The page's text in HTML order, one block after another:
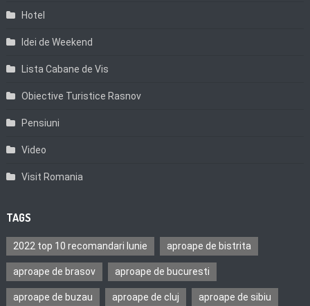
Hotel
Idei de Weekend
Lista Cabane de Vis
Obiective Turistice Rasnov
Pensiuni
Video
Visit Romania
TAGS
2022 top 10 recomandari Iunie aproape de bistrita
aproape de brasov aproape de bucuresti
aproape de buzau aproape de cluj aproape de sibiu